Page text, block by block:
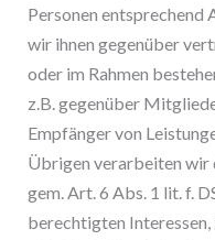
Personen entsprechend
wir ihnen gegenüber
oder im Rahmen
z.B. gegenüber
Empfänger von
Übrigen verarbeiten wir
gem. Art. 6 Abs. 1 lit. f.
berechtigten Interessen,